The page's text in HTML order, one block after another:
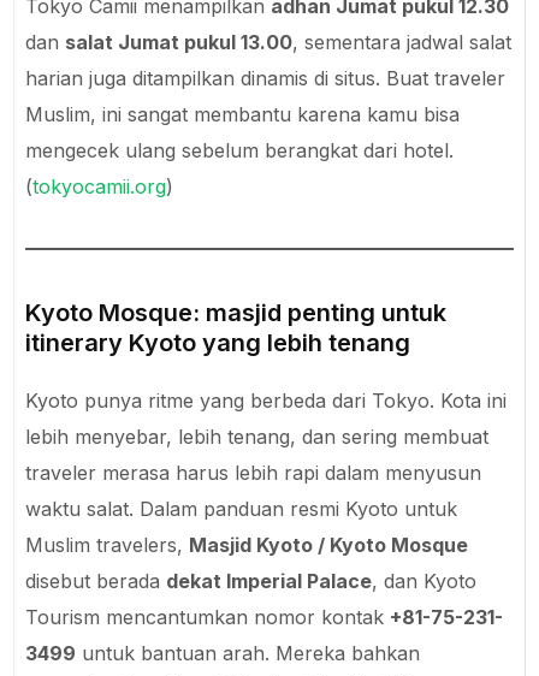
Tokyo Camii menampilkan adhan Jumat pukul 12.30
dan salat Jumat pukul 13.00, sementara jadwal salat
harian juga ditampilkan dinamis di situs. Buat traveler
Muslim, ini sangat membantu karena kamu bisa
mengecek ulang sebelum berangkat dari hotel.
(tokyocamii.org)
Kyoto Mosque: masjid penting untuk
itinerary Kyoto yang lebih tenang
Kyoto punya ritme yang berbeda dari Tokyo. Kota ini
lebih menyebar, lebih tenang, dan sering membuat
traveler merasa harus lebih rapi dalam menyusun
waktu salat. Dalam panduan resmi Kyoto untuk
Muslim travelers, Masjid Kyoto / Kyoto Mosque
disebut berada dekat Imperial Palace, dan Kyoto
Tourism mencantumkan nomor kontak +81-75-231-
3499 untuk bantuan arah. Mereka bahkan